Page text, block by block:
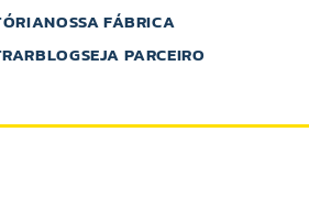
NOSSA FÁBRICA
BLOGSEJA PARCEIRO